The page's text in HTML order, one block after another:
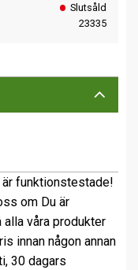
Slutsåld
23335
är funktionstestade!
om Du är
våra produkter
innan någon annan
30 dagars